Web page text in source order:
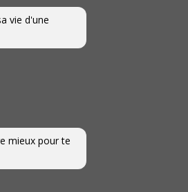
vie d'une
mieux pour te